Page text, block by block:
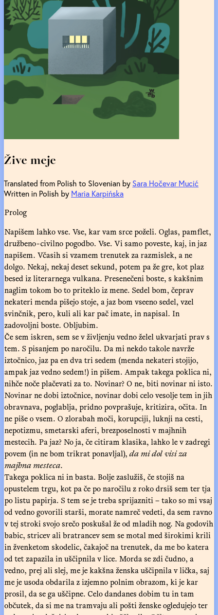
Žive meje
Translated from Polish to Slovenian by Sara Hočevar Mucić
Written in Polish by Maria Karpińska
Prolog
Napišem lahko vse. Vse, kar vam srce poželi. Oglas, pamflet,
družbeno-civilno pogodbo. Vse. Vi samo poveste, kaj, in jaz
napišem. Včasih si vzamem trenutek za razmislek, a ne
dolgo. Nekaj, nekaj deset sekund, potem pa že gre, kot plaz
besed iz literarnega vulkana. Presenečeni boste, s kakšnim
naglim tokom bo to priteklo iz mene. Sedel bom, čeprav
nekateri menda pišejo stoje, a jaz bom vseeno sedel, vzel
svinčnik, pero, kuli ali kar pač imate, in napisal. In
zadovoljni boste. Obljubim.
Če sem iskren, sem se v življenju vedno želel ukvarjati prav s
tem. S pisanjem po naročilu. Da mi nekdo takole navrže
iztočnico, jaz pa en dva tri sedem (menda nekateri stojijo,
ampak jaz vedno sedem!) in pišem. Ampak takega poklica ni,
nihče noče plačevati za to. Novinar? O ne, biti novinar ni isto.
Novinar ne dobi iztočnice, novinar dobi celo vesolje tem in jih
obravnava, poglablja, pridno povprašuje, kritizira, očita. In
ne piše o vsem. O zlorabah moči, korupciji, luknji na cesti,
nepotizmu, smetarski aferi, brezposelnosti v majhnih
mestecih. Pa jaz? No ja, če citiram klasika, lahko le v zadregi
povem (in ne bom trikrat ponavljal), da mi dol visi za
majhna mesteca.
Takega poklica ni in basta. Bolje zaslužiš, če stojiš na
opustelem trgu, kot pa če po naročilu z roko drsiš sem ter tja
po listu papirja. S tem se je treba sprijazniti – tako so mi vsaj
od vedno govorili starši, morate namreč vedeti, da sem ravno
v tej stroki svojo srečo poskušal že od mladih nog. Na godovih
babic, stricev ali bratrancev sem se motal med širokimi krili
in žvenketom skodelic, čakajoč na trenutek, da me bo katera
od tet zapazila in uščipnila v lice. Morda se zdi čudno, a
vedno, prej ali slej, me je kakšna ženska uščipnila v lička, saj
me je usoda obdarila z izjemno polnim obrazom, ki je kar
prosil, da se ga uščipne. Celo dandanes dobim tu in tam
občutek, da si me na tramvaju ali pošti ženske ogledujejo ter